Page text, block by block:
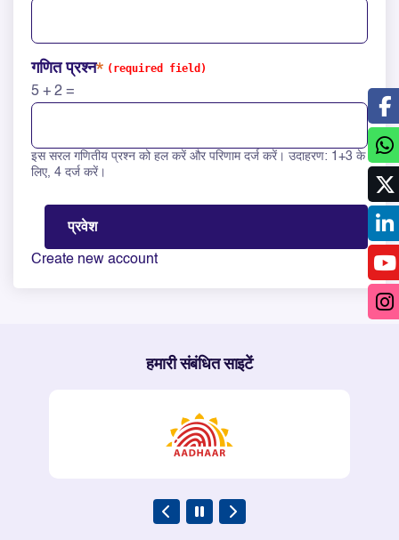
गणित प्रश्न
5 + 2 =
Solve this math question: 5 + 2 =
इस सरल गणितीय प्रश्न को हल करें और परिणाम दर्ज करें। उदाहरण: 1+3 के
लिए, 4 दर्ज करें।
Create new account
हमारी संबंधित साइटें